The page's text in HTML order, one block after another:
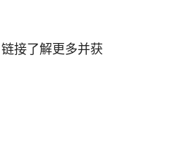
接了解更多并获